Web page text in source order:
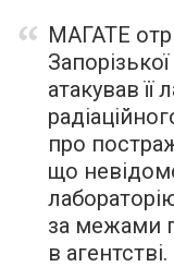
МАГАТЕ
атакував
про
що
за межами
в агентстві.